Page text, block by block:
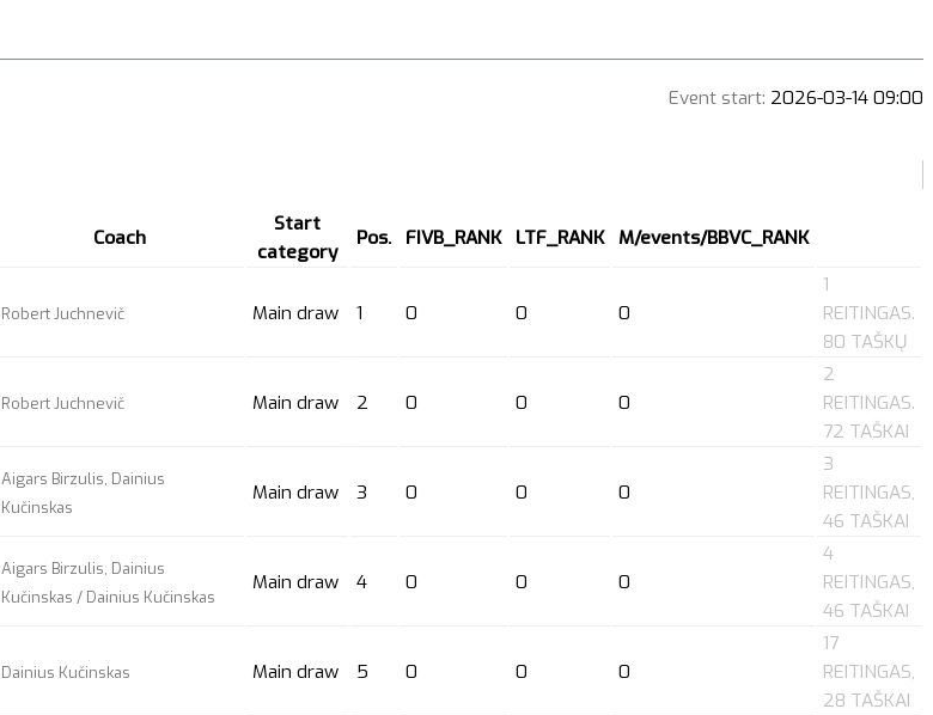
Event start: 2026-03-14 09:00
Coach
Start
category
Pos. FIVB_RANK LTF_RANK M/events/BBVC_RANK
Robert Juchnevič Main draw 1 0 0 0
1
REITINGAS.
80 TAŠKŲ
Robert Juchnevič Main draw 2 0 0 0
2
REITINGAS.
72 TAŠKAI
Aigars Birzulis, Dainius
Kučinskas
Main draw 3 0 0 0
3
REITINGAS,
46 TAŠKAI
Aigars Birzulis, Dainius
Kučinskas / Dainius Kučinskas
Main draw 4 0 0 0
4
REITINGAS,
46 TAŠKAI
Dainius Kučinskas Main draw 5 0 0 0
17
REITINGAS,
28 TAŠKAI